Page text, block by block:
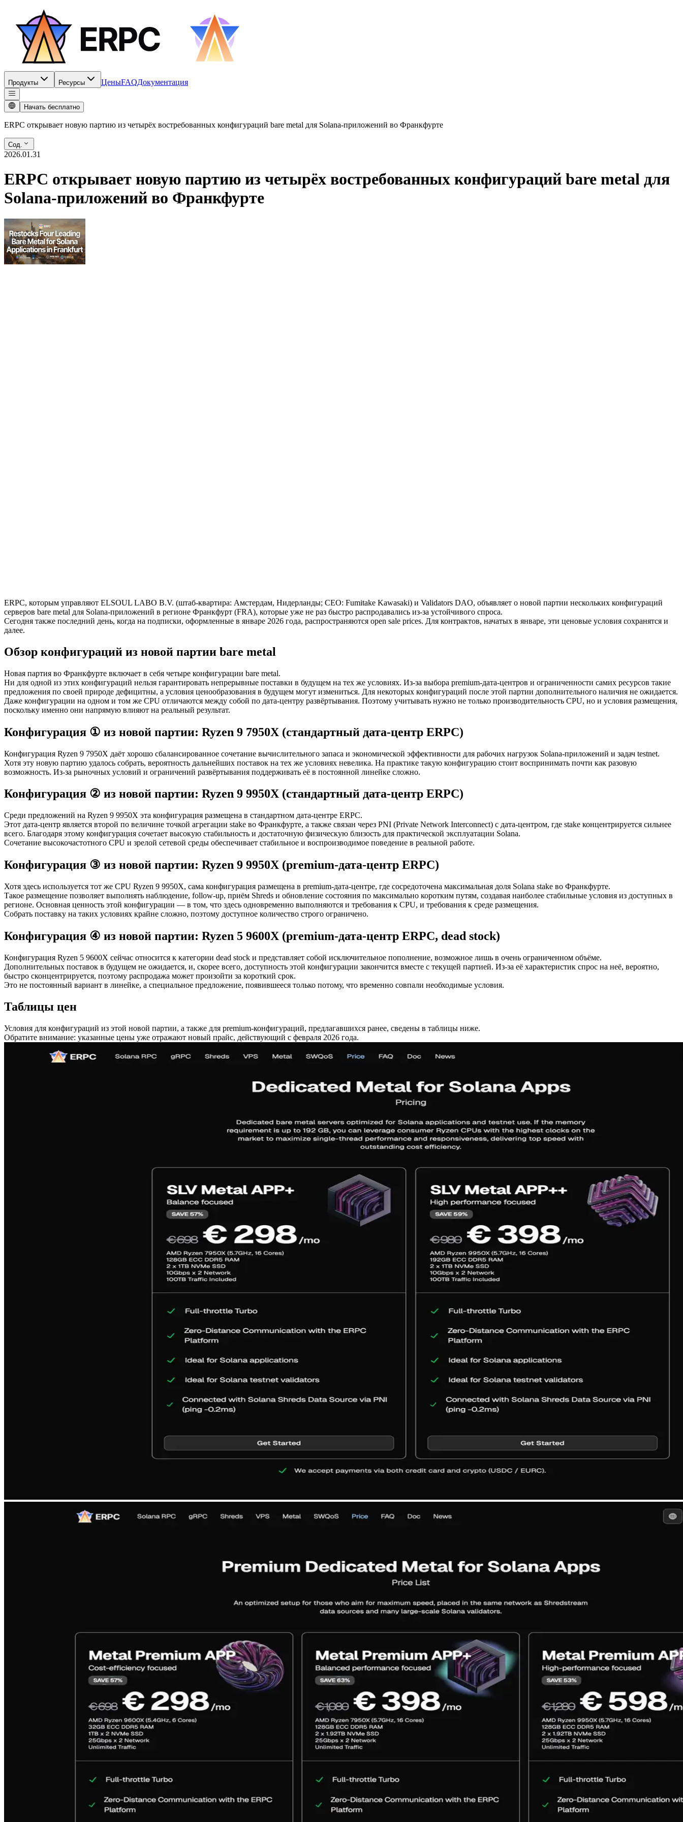
Продукты Ресурсы ЦеныFAQДокументация
Начать бесплатно
ERPC открывает новую партию из четырёх востребованных конфигураций bare metal для Solana-приложений во Франкфурте
Сод.
2026.01.31
ERPC открывает новую партию из четырёх востребованных конфигураций bare metal для
Solana-приложений во Франкфурте
ERPC, которым управляют ELSOUL LABO B.V. (штаб-квартира: Амстердам, Нидерланды; CEO: Fumitake Kawasaki) и Validators DAO, объявляет о новой партии нескольких конфигураций
серверов bare metal для Solana-приложений в регионе Франкфурт (FRA), которые уже не раз быстро распродавались из-за устойчивого спроса.
Сегодня также последний день, когда на подписки, оформленные в январе 2026 года, распространяются open sale prices. Для контрактов, начатых в январе, эти ценовые условия сохранятся и
далее.
Обзор конфигураций из новой партии bare metal
Новая партия во Франкфурте включает в себя четыре конфигурации bare metal.
Ни для одной из этих конфигураций нельзя гарантировать непрерывные поставки в будущем на тех же условиях. Из-за выбора premium-дата-центров и ограниченности самих ресурсов такие
предложения по своей природе дефицитны, а условия ценообразования в будущем могут измениться. Для некоторых конфигураций после этой партии дополнительного наличия не ожидается.
Даже конфигурации на одном и том же CPU отличаются между собой по дата-центру развёртывания. Поэтому учитывать нужно не только производительность CPU, но и условия размещения,
поскольку именно они напрямую влияют на реальный результат.
Конфигурация ① из новой партии: Ryzen 9 7950X (стандартный дата-центр ERPC)
Конфигурация Ryzen 9 7950X даёт хорошо сбалансированное сочетание вычислительного запаса и экономической эффективности для рабочих нагрузок Solana-приложений и задач testnet.
Хотя эту новую партию удалось собрать, вероятность дальнейших поставок на тех же условиях невелика. На практике такую конфигурацию стоит воспринимать почти как разовую
возможность. Из-за рыночных условий и ограничений развёртывания поддерживать её в постоянной линейке сложно.
Конфигурация ② из новой партии: Ryzen 9 9950X (стандартный дата-центр ERPC)
Среди предложений на Ryzen 9 9950X эта конфигурация размещена в стандартном дата-центре ERPC.
Этот дата-центр является второй по величине точкой агрегации stake во Франкфурте, а также связан через PNI (Private Network Interconnect) с дата-центром, где stake концентрируется сильнее
всего. Благодаря этому конфигурация сочетает высокую стабильность и достаточную физическую близость для практической эксплуатации Solana.
Сочетание высокочастотного CPU и зрелой сетевой среды обеспечивает стабильное и воспроизводимое поведение в реальной работе.
Конфигурация ③ из новой партии: Ryzen 9 9950X (premium-дата-центр ERPC)
Хотя здесь используется тот же CPU Ryzen 9 9950X, сама конфигурация размещена в premium-дата-центре, где сосредоточена максимальная доля Solana stake во Франкфурте.
Такое размещение позволяет выполнять наблюдение, follow-up, приём Shreds и обновление состояния по максимально коротким путям, создавая наиболее стабильные условия из доступных в
регионе. Основная ценность этой конфигурации — в том, что здесь одновременно выполняются и требования к CPU, и требования к среде размещения.
Собрать поставку на таких условиях крайне сложно, поэтому доступное количество строго ограничено.
Конфигурация ④ из новой партии: Ryzen 5 9600X (premium-дата-центр ERPC, dead stock)
Конфигурация Ryzen 5 9600X сейчас относится к категории dead stock и представляет собой исключительное пополнение, возможное лишь в очень ограниченном объёме.
Дополнительных поставок в будущем не ожидается, и, скорее всего, доступность этой конфигурации закончится вместе с текущей партией. Из-за её характеристик спрос на неё, вероятно,
быстро сконцентрируется, поэтому распродажа может произойти за короткий срок.
Это не постоянный вариант в линейке, а специальное предложение, появившееся только потому, что временно совпали необходимые условия.
Таблицы цен
Условия для конфигураций из этой новой партии, а также для premium-конфигураций, предлагавшихся ранее, сведены в таблицы ниже.
Обратите внимание: указанные цены уже отражают новый прайс, действующий с февраля 2026 года.